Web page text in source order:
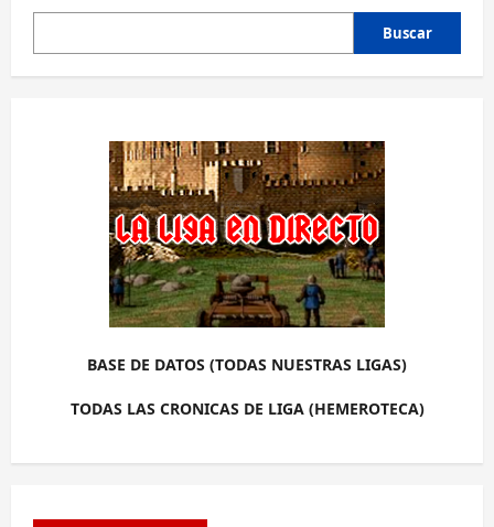
OPEN
McDONALDS
2014
Buscar
BASE DE DATOS (TODAS NUESTRAS LIGAS)
TODAS LAS CRONICAS DE LIGA (HEMEROTECA)